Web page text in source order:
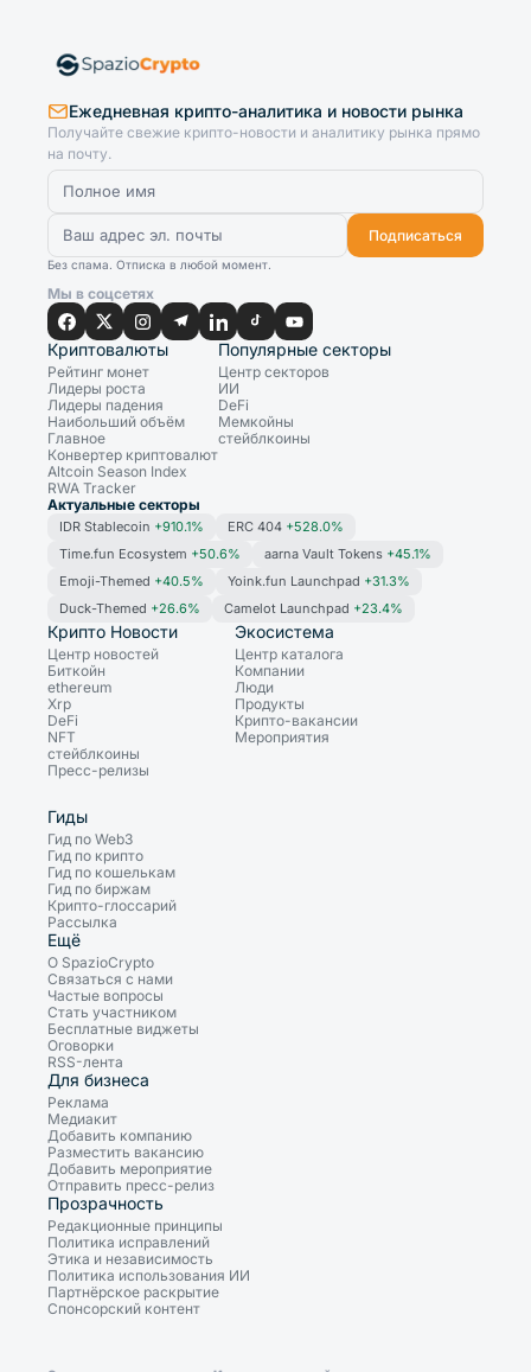
Ежедневная крипто-аналитика и новости рынка
Получайте свежие крипто-новости и аналитику рынка прямо
на почту.
Подписаться
Без спама. Отписка в любой момент.
Мы в соцсетях
Криптовалюты
Рейтинг монет
Лидеры роста
Лидеры падения
Наибольший объём
Главное
Конвертер криптовалют
Altcoin Season Index
RWA Tracker
Популярные секторы
Центр секторов
ИИ
DeFi
Мемкойны
стейблкоины
Актуальные секторы
IDR Stablecoin +910.1% ERC 404 +528.0%
Time.fun Ecosystem +50.6% aarna Vault Tokens +45.1%
Emoji-Themed +40.5% Yoink.fun Launchpad +31.3%
Duck-Themed +26.6% Camelot Launchpad +23.4%
Крипто Новости
Центр новостей
Биткойн
ethereum
Xrp
DeFi
NFT
стейблкоины
Пресс-релизы
Экосистема
Центр каталога
Компании
Люди
Продукты
Крипто-вакансии
Мероприятия
Гиды
Гид по Web3
Гид по крипто
Гид по кошелькам
Гид по биржам
Крипто-глоссарий
Рассылка
Ещё
О SpazioCrypto
Связаться с нами
Частые вопросы
Стать участником
Бесплатные виджеты
Оговорки
RSS-лента
Для бизнеса
Реклама
Медиакит
Добавить компанию
Разместить вакансию
Добавить мероприятие
Отправить пресс-релиз
Прозрачность
Редакционные принципы
Политика исправлений
Этика и независимость
Политика использования ИИ
Партнёрское раскрытие
Спонсорский контент